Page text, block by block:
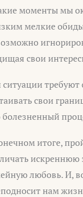
моменты мы
мелкие
свои
ситуации
свои
болезненный
итоге,
искреннюю
любовь. И,
нам